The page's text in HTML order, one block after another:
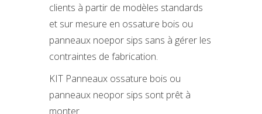
clients à partir de modèles standards
et sur mesure en ossature bois ou
panneaux noepor sips sans à gérer les
contraintes de fabrication.
KIT Panneaux ossature bois ou
panneaux neopor sips sont prêt à
monter